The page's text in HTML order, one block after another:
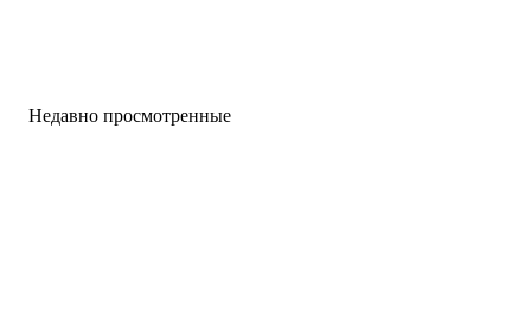
Недавно просмотренные